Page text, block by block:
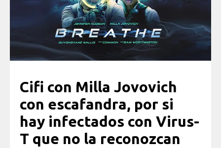
Cifi con Milla Jovovich
con escafandra, por si
hay infectados con Virus-
T que no la reconozcan